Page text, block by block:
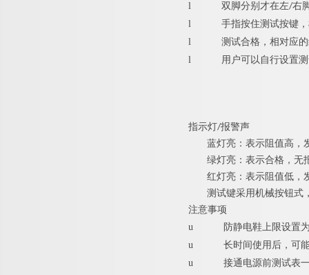
l
双脚分别才在左/右
l
手指按住测试按键
l
测试合格，相对应
l
用户可以自行设置
指示灯/报警声
蓝灯亮：表示阻值高，
绿灯亮：表示合格，无
红灯亮：表示阻值低，
测试键采用机械按钮式
注意事项
u
防静电鞋上限设置
u
长时间使用后，可
u
接通电源前测试表